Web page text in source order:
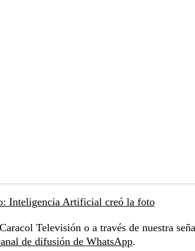
Inteligencia Artificial creó la foto
Televisión o a través de nuestra
de difusión de WhatsApp.